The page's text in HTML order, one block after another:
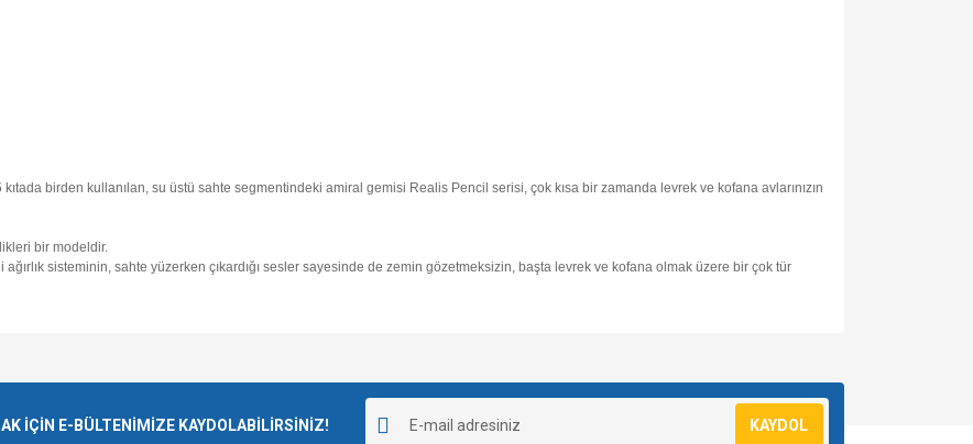
birden kullanılan, su üstü sahte segmentindeki amiral gemisi Realis Pencil serisi, çok kısa bir zamanda levrek ve kofana avlarınızın
bir modeldir.
sisteminin, sahte yüzerken çıkardığı sesler sayesinde de zemin gözetmeksizin, başta levrek ve kofana olmak üzere bir çok tür
İÇİN E-BÜLTENİMİZE KAYDOLABİLİRSİNİZ! KAYDOL